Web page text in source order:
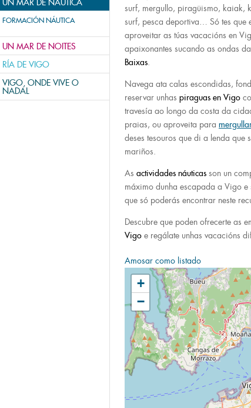
UN MAR DE NÁUTICA
FORMACIÓN NÁUTICA
UN MAR DE NOITES
RÍA DE VIGO
VIGO, ONDE VIVE O
NADAL
surf, mergullo, piragüismo, kaiak,
surf, pesca deportiva… Só tes que
aproveitar as túas vacacións en
apaixonantes sucando as ondas
Baixas.
Navega ata calas escondidas,
reservar unhas piraguas en Vigo
travesía ao longo da costa da
praias, ou aproveita para
deses tesouros que di a lenda que
mariños.
As actividades náuticas son un
máximo dunha escapada a Vigo
que só poderás encontrar neste
Descubre que poden ofrecerte as
Vigo e regálate unhas vacacións
Amosar como listado
+
−